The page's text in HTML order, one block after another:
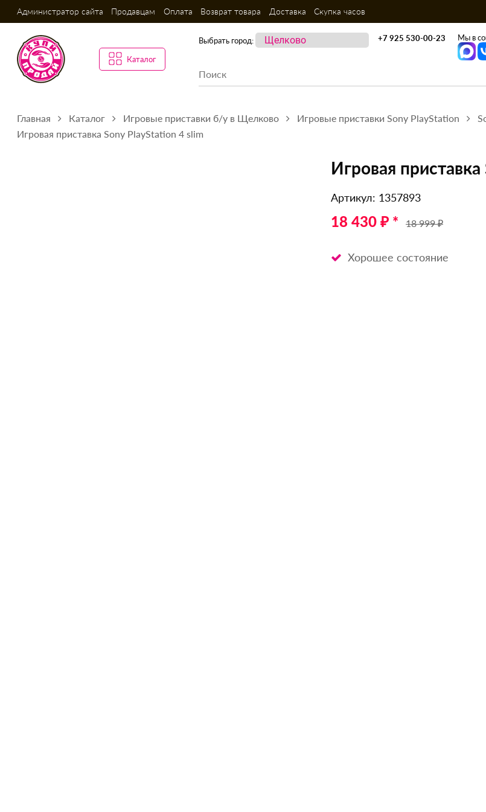
Администратор сайта Продавцам Оплата Возврат товара Доставка Скупка часов
Каталог
Выбрать город: +7 925 530-00-23 Мы в
Главная Каталог Игровые приставки б/у в Щелково Игровые приставки Sony PlayStation
Игровая приставка Sony PlayStation 4 slim
Игровая
Артикул: 1357893
18 430 ₽ * 18 999 ₽
Хорошее состояние